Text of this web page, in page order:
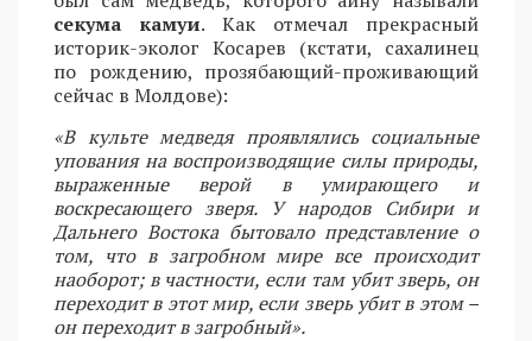
секума камуи. Как отмечал прекрасный
историк-эколог Косарев (кстати, сахалинец
по рождению, прозябающий-проживающий
сейчас в Молдове):
«В культе медведя проявлялись социальные
упования на воспроизводящие силы природы,
выраженные верой в умирающего и
воскресающего зверя. У народов Сибири и
Дальнего Востока бытовало представление о
том, что в загробном мире все происходит
наоборот; в частности, если там убит зверь, он
переходит в этот мир, если зверь убит в этом –
он переходит в загробный».